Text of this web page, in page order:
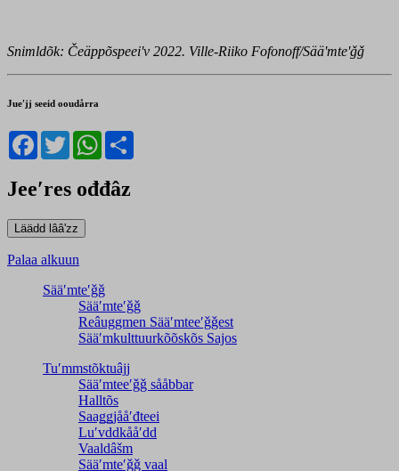
Snimldõk: Čeäppõspeeiʹv 2022. Ville-Riiko Fofonoff/Sääʹmteʹǧǧ
Jueʹjj seeid ooudårra
Facebook
TwitterWhatsApp
Jeeʹres ođđâz
Palaa alkuun
Sääʹmteʹǧǧ
Sääʹmteʹǧǧ
Reâuggmen Sääʹmteeʹǧǧest
Sääʹmkulttuurkõõskõs Sajos
Tuʹmmstõktuâjj
Sääʹmteeʹǧǧ sååbbar
Halltõs
Saaǥǥjååʹđteei
Luʹvddkååʹdd
Vaaldâšm
Sääʹmteʹǧǧ vaal